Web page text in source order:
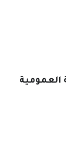
العمومية